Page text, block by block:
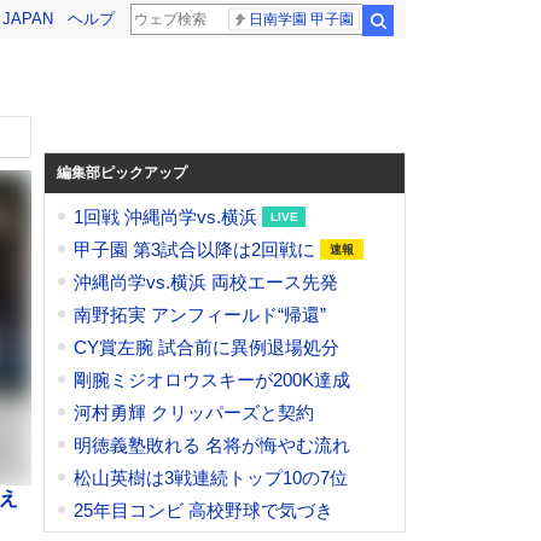
ヘルプ 日南学園 甲子園
編集部ピックアップ
1回戦 沖縄尚学vs.横浜
甲子園 第3試合以降は2回戦に
沖縄尚学vs.横浜 両校エース先発
南野拓実 アンフィールド“帰還”
CY賞左腕 試合前に異例退場処分
剛腕ミジオロウスキーが200K達成
河村勇輝 クリッパーズと契約
明徳義塾敗れる 名将が悔やむ流れ
松山英樹は3戦連続トップ10の7位
25年目コンビ 高校野球で気づき